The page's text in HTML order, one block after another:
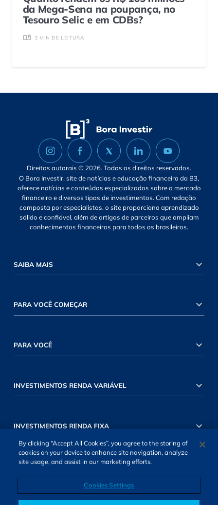
da Mega-Sena na poupança, no
Tesouro Selic e em CDBs?
3 MIN DE LEITURA
Direitos autorais © 2026. Todos os direitos reservados.
O Bora Investir, site de notícias e educação financeira da B3,
oferece notícias e conteúdos especializados sobre o mercado
financeiro e diversos tipos de investimentos. Com redação
composta por especialistas, o site proporciona aprendizado
sólido e confiável, além de artigos de parceiros que ampliam
conhecimentos financeiros para todos os brasileiros.
SAIBA MAIS
PARA VOCÊ COMEÇAR
PARA VOCÊ
INVESTIMENTOS RENDA VARIÁVEL
INVESTIMENTOS RENDA FIXA
By clicking “Accept All Cookies”, you agree to the storing of
cookies on your device to enhance site navigation, analyze
site usage, and assist in our marketing efforts.
Cookies Settings